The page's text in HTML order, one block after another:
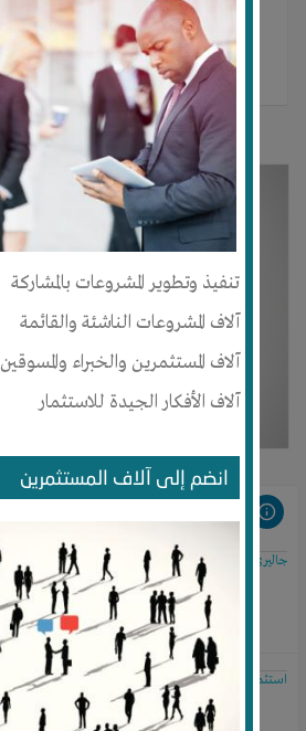
تنفيذ وتطوير المشروعات بالمشاركة
آلاف المشروعات الناشئة والقائمة
آلاف المستثمرين والخبراء والمسوقين
آلاف الأفكار الجيدة للاستثمار
انضم إلى آلاف المستثمرين
جاليرى حمادة
استثمار عقاري ومقاولات